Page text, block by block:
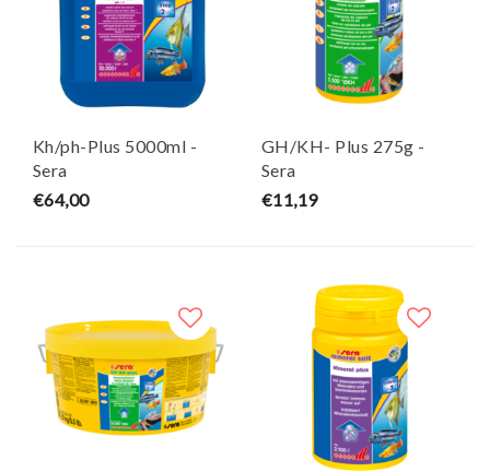
Kh/ph-Plus 5000ml -
Sera
€64,00
GH/KH- Plus 275g -
Sera
€11,19